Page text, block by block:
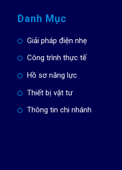
Danh Mục
Giải pháp điện nhẹ
Công trình thực tế
Hồ sơ năng lực
Thiết bị vật tư
Thông tin chi nhánh